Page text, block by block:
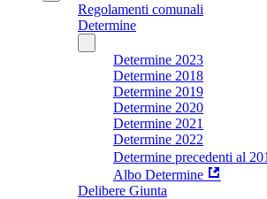
Regolamenti comunali
Determine
Determine 2023
Determine 2018
Determine 2019
Determine 2020
Determine 2021
Determine 2022
Determine precedenti al
Albo Determine
Delibere Giunta